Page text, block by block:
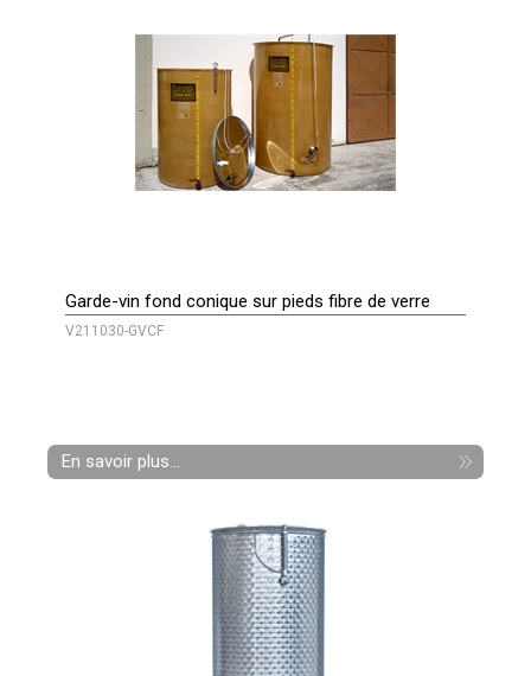
Garde-vin fond conique sur pieds fibre de verre
V211030-GVCF
En savoir plus...